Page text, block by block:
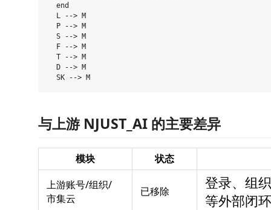
  end
  L --> M
  P --> M
  S --> M
  F --> M
  T --> M
  D --> M
与上游 NJUST_AI 的主要差异
模块
状态
上游账号/组织/
市集云
已移除
登录、组
等外部闭环